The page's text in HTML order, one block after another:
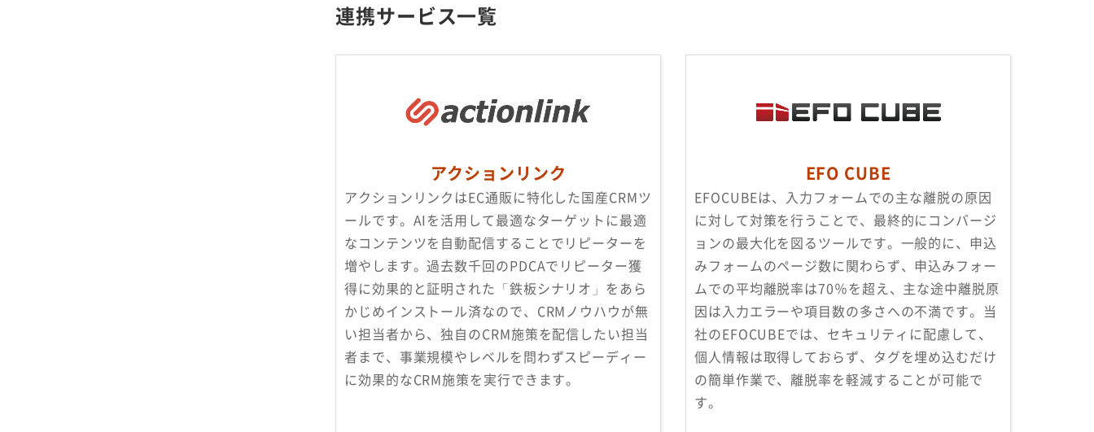
連携サービス一覧
アクションリンク
アクションリンクはEC通販に特化した国産CRMツ
ールです。AIを活用して最適なターゲットに最適
なコンテンツを自動配信することでリピーターを
増やします。過去数千回のPDCAでリピーター獲
得に効果的と証明された「鉄板シナリオ」をあら
かじめインストール済なので、CRMノウハウが無
い担当者から、独自のCRM施策を配信したい担当
者まで、事業規模やレベルを問わずスピーディー
に効果的なCRM施策を実行できます。
EFO CUBE
EFOCUBEは、入力フォームでの主な離脱の原因
に対して対策を行うことで、最終的にコンバージ
ョンの最大化を図るツールです。一般的に、申込
みフォームのページ数に関わらず、申込みフォー
ムでの平均離脱率は70％を超え、主な途中離脱原
因は入力エラーや項目数の多さへの不満です。当
社のEFOCUBEでは、セキュリティに配慮して、
個人情報は取得しておらず、タグを埋め込むだけ
の簡単作業で、離脱率を軽減することが可能で
す。